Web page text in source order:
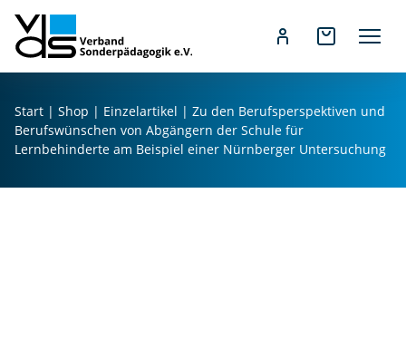
h
Start | Shop | Einzelartikel | Zu den Berufsperspektiven und
Berufswünschen von Abgängern der Schule für
Lernbehinderte am Beispiel einer Nürnberger Untersuchung